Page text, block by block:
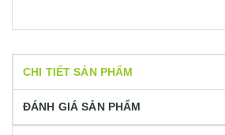
CHI TIẾT SẢN PHẨM
ĐÁNH GIÁ SẢN PHẨM